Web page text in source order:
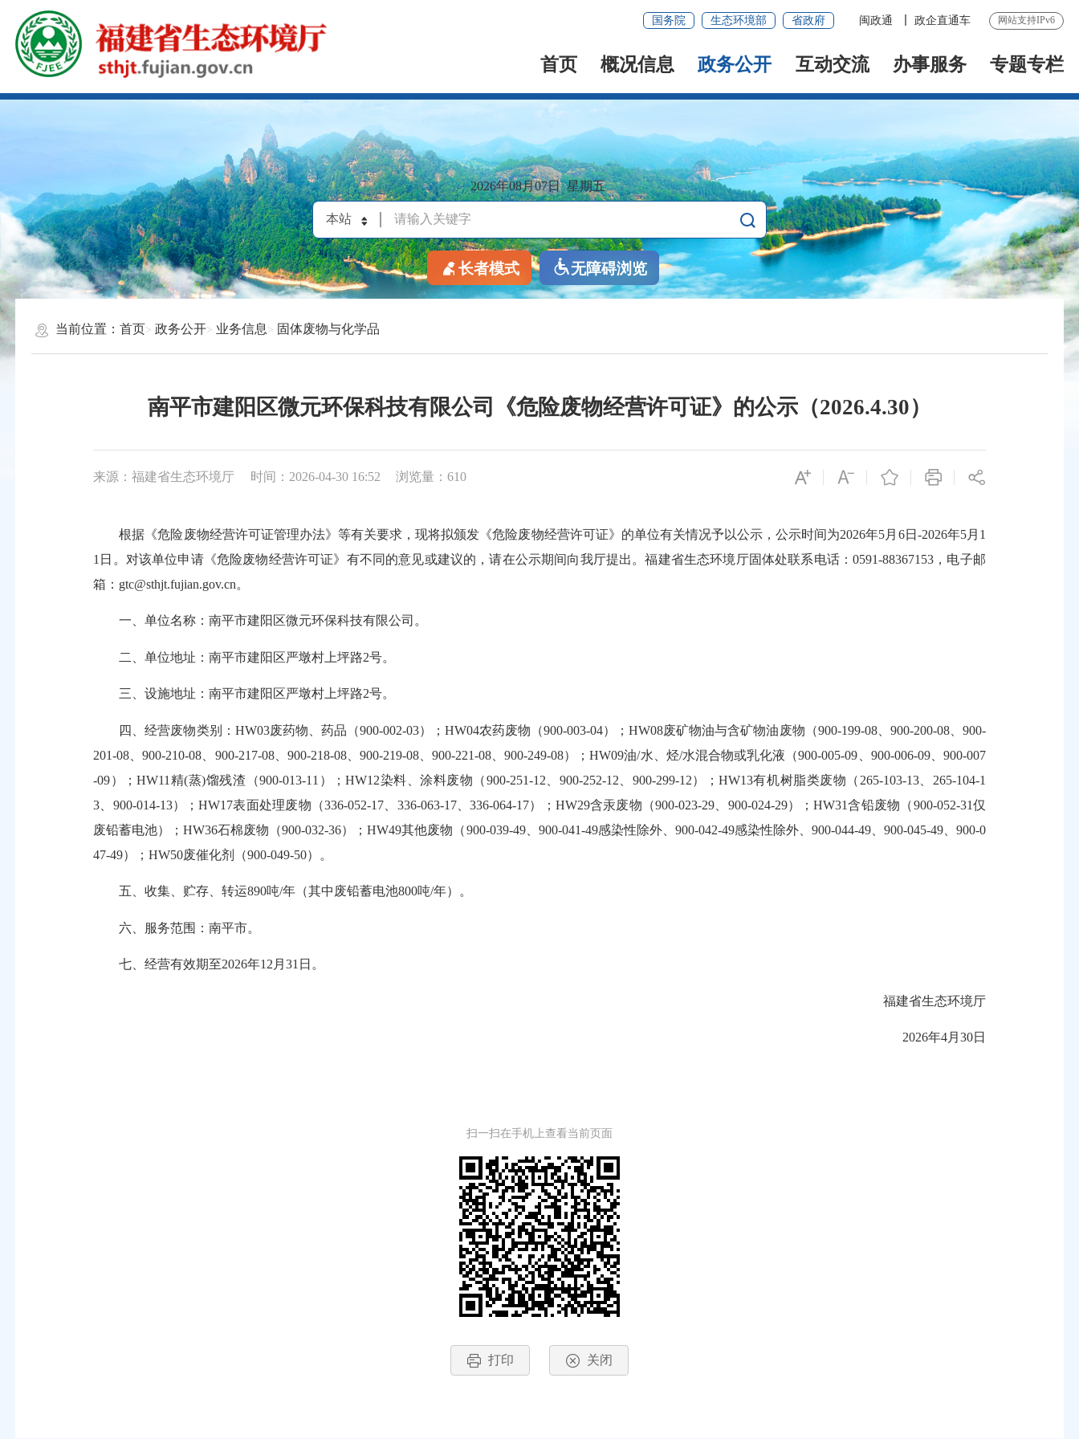
国务院 生态环境部 省政府 闽政通 政企直通车 网站支持IPv6
首页 概况信息 政务公开 互动交流 办事服务 专题专栏
2026年08月07日 星期五
长者模式 无障碍浏览
当前位置：首页 政务公开 业务信息 固体废物与化学品
南平市建阳区微元环保科技有限公司《危险废物经营许可证》的公示（2026.4.30）
来源：福建省生态环境厅 时间：2026-04-30 16:52 浏览量：610
根据《危险废物经营许可证管理办法》等有关要求，现将拟颁发《危险废物经营许可证》的单位有关情况予以公示，公示时间为2026年5月6日-2026年5月1
1日。对该单位申请《危险废物经营许可证》有不同的意见或建议的，请在公示期间向我厅提出。福建省生态环境厅固体处联系电话：0591-88367153，电子邮
箱：gtc@sthjt.fujian.gov.cn。
一、单位名称：南平市建阳区微元环保科技有限公司。
二、单位地址：南平市建阳区严墩村上坪路2号。
三、设施地址：南平市建阳区严墩村上坪路2号。
四、经营废物类别：HW03废药物、药品（900-002-03）；HW04农药废物（900-003-04）；HW08废矿物油与含矿物油废物（900-199-08、900-200-08、900-
201-08、900-210-08、900-217-08、900-218-08、900-219-08、900-221-08、900-249-08）；HW09油/水、烃/水混合物或乳化液（900-005-09、900-006-09、900-007
-09）；HW11精(蒸)馏残渣（900-013-11）；HW12染料、涂料废物（900-251-12、900-252-12、900-299-12）；HW13有机树脂类废物（265-103-13、265-104-1
3、900-014-13）；HW17表面处理废物（336-052-17、336-063-17、336-064-17）；HW29含汞废物（900-023-29、900-024-29）；HW31含铅废物（900-052-31仅
废铅蓄电池）；HW36石棉废物（900-032-36）；HW49其他废物（900-039-49、900-041-49感染性除外、900-042-49感染性除外、900-044-49、900-045-49、900-0
47-49）；HW50废催化剂（900-049-50）。
五、收集、贮存、转运890吨/年（其中废铅蓄电池800吨/年）。
六、服务范围：南平市。
七、经营有效期至2026年12月31日。
福建省生态环境厅
2026年4月30日
扫一扫在手机上查看当前页面
打印 关闭